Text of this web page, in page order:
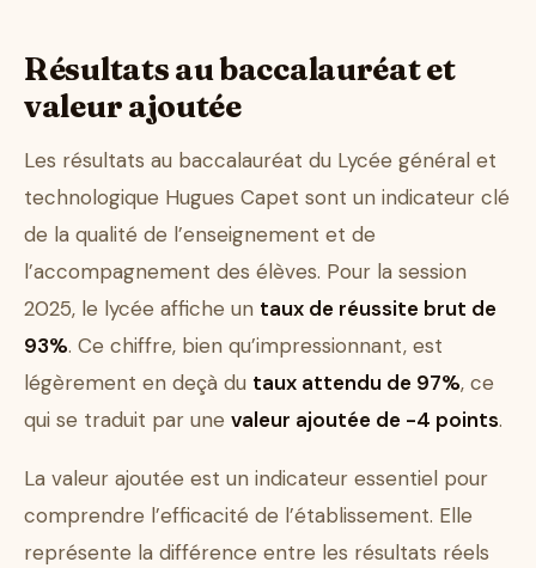
Résultats au baccalauréat et
valeur ajoutée
Les résultats au baccalauréat du Lycée général et
technologique Hugues Capet sont un indicateur clé
de la qualité de l’enseignement et de
l’accompagnement des élèves. Pour la session
2025, le lycée affiche un taux de réussite brut de
93%. Ce chiffre, bien qu’impressionnant, est
légèrement en deçà du taux attendu de 97%, ce
qui se traduit par une valeur ajoutée de -4 points.
La valeur ajoutée est un indicateur essentiel pour
comprendre l’efficacité de l’établissement. Elle
représente la différence entre les résultats réels